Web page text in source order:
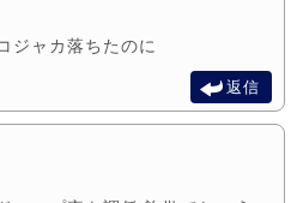
ジャカ落ちたのに
返信